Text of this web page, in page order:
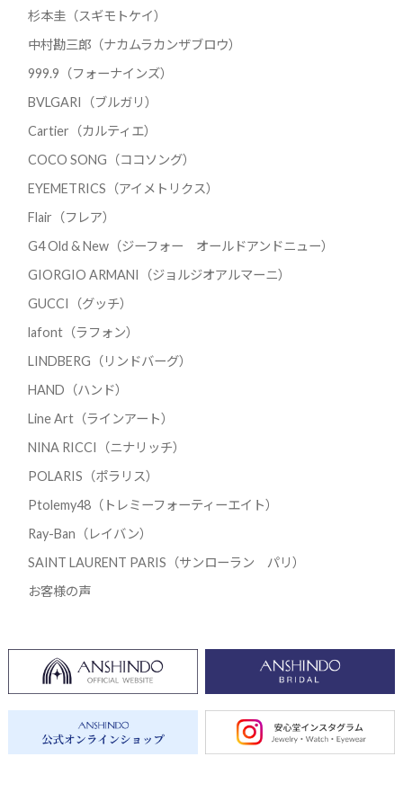
杉本圭（スギモトケイ）
中村勘三郎（ナカムラカンザブロウ）
999.9（フォーナインズ）
BVLGARI（ブルガリ）
Cartier（カルティエ）
COCO SONG（ココソング）
EYEMETRICS（アイメトリクス）
Flair（フレア）
G4 Old & New（ジーフォー オールドアンドニュー）
GIORGIO ARMANI（ジョルジオアルマーニ）
GUCCI（グッチ）
lafont（ラフォン）
LINDBERG（リンドバーグ）
HAND（ハンド）
Line Art（ラインアート）
NINA RICCI（ニナリッチ）
POLARIS（ポラリス）
Ptolemy48（トレミーフォーティーエイト）
Ray-Ban（レイバン）
SAINT LAURENT PARIS（サンローラン パリ）
お客様の声